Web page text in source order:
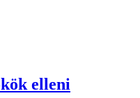
elleni